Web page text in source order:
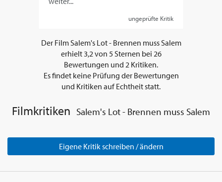
ungeprüfte Kritik
Der Film Salem's Lot - Brennen muss Salem
erhielt 3,2 von 5Sternen bei 26
Bewertungen und 2 Kritiken.
Es findet keine Prüfung der Bewertungen
und Kritiken auf Echtheit statt.
Filmkritiken Salem's Lot - Brennen muss Salem
Eigene Kritik schreiben / ändern